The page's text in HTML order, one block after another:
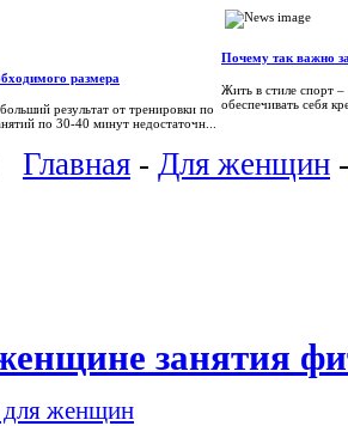
размера
результат от тренировки по
по 30-40 минут недостаточн...
Почему так важно
Жить в стиле спорт –
обеспечивать себя
Главная - Для женщин
занятия
женщин